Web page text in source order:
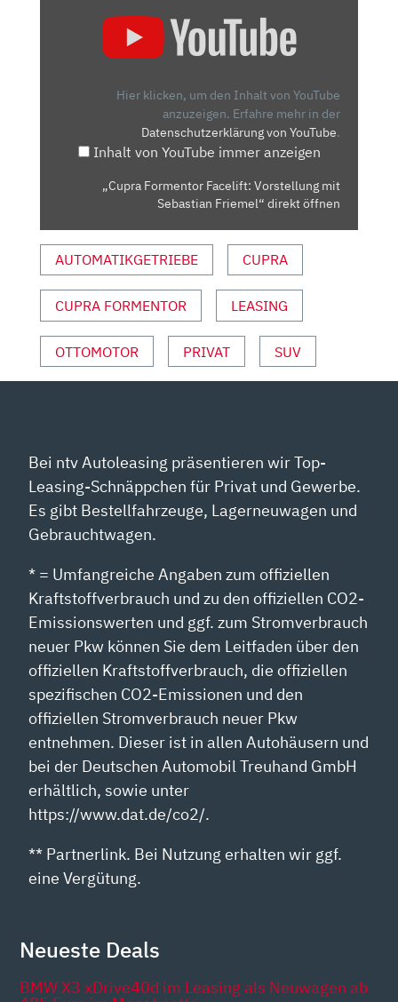
FORMENTOR
FACELIFT:
Hier klicken, um den Inhalt von YouTube
anzuzeigen. Erfahre mehr in der
Datenschutzerklärung von YouTube.
Inhalt von YouTube immer anzeigen
„Cupra Formentor Facelift: Vorstellung mit
Sebastian Friemel“ direkt öffnen
AUTOMATIKGETRIEBE CUPRA
CUPRA FORMENTOR LEASING
OTTOMOTOR PRIVAT SUV
Bei ntv Autoleasing präsentieren wir Top-
Leasing-Schnäppchen für Privat und Gewerbe.
Es gibt Bestellfahrzeuge, Lagerneuwagen und
Gebrauchtwagen.
* = Umfangreiche Angaben zum offiziellen
Kraftstoffverbrauch und zu den offiziellen CO2-
Emissionswerten und ggf. zum Stromverbrauch
neuer Pkw können Sie dem Leitfaden über den
offiziellen Kraftstoffverbrauch, die offiziellen
spezifischen CO2-Emissionen und den
offiziellen Stromverbrauch neuer Pkw
entnehmen. Dieser ist in allen Autohäusern und
bei der Deutschen Automobil Treuhand GmbH
erhältlich, sowie unter
https://www.dat.de/co2/.
** Partnerlink. Bei Nutzung erhalten wir ggf.
eine Vergütung.
Neueste Deals
BMW X3 xDrive40d im Leasing als Neuwagen ab